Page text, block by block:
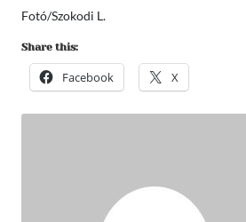
Fotó/Szokodi L.
Share this:
Facebook X